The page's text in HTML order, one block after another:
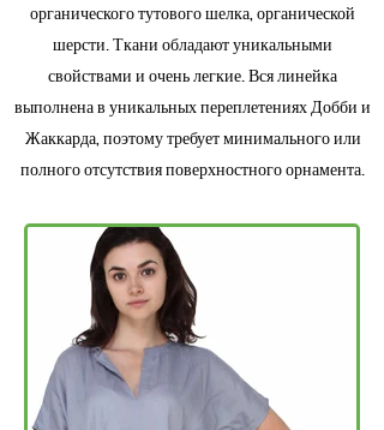
органического тутового шелка, органической
шерсти. Ткани обладают уникальными
свойствами и очень легкие. Вся линейка
выполнена в уникальных переплетениях Добби и
Жаккарда, поэтому требует минимального или
полного отсутствия поверхностного орнамента.